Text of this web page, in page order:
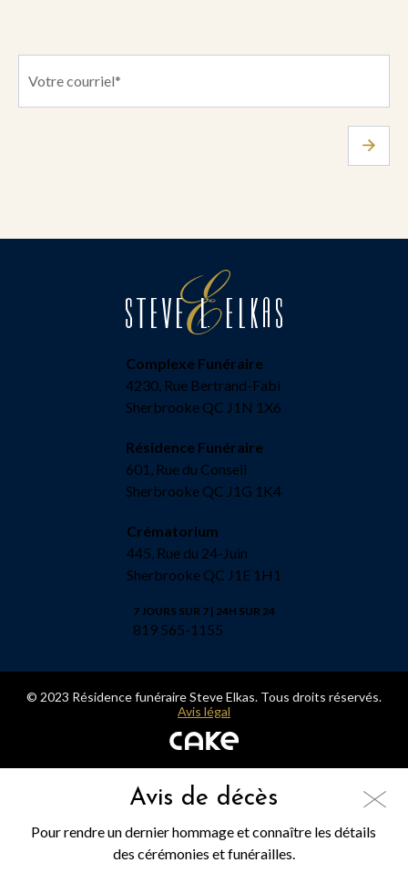
Complexe Funéraire
4230, Rue Bertrand-Fabi
Sherbrooke QC J1N 1X6
Résidence Funéraire
601, Rue du Conseil
Sherbrooke QC J1G 1K4
Crématorium
445, Rue du 24-Juin
Sherbrooke QC J1E 1H1
7 JOURS SUR 7 | 24H SUR 24
819 565-1155
© 2023 Résidence funéraire Steve Elkas. Tous droits réservés.
Avis légal
Avis de décès
Pour rendre un dernier hommage et connaître les détails
des cérémonies et funérailles.